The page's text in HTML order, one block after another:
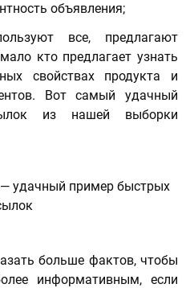
объявления;
все, предлагают
кто предлагает узнать
свойствах продукта и
Вот самый удачный
из нашей выборки
больше фактов, чтобы
информативным, если